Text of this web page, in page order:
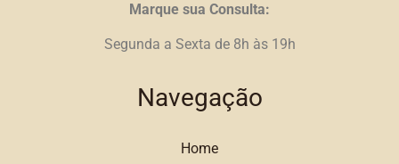
Marque sua Consulta:
Segunda a Sexta de 8h às 19h
Navegação
Home